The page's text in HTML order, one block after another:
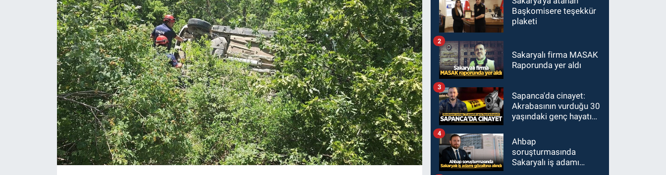
Başkomisere teşekkür
plaketi
Sakaryalı firma MASAK
Raporunda yer aldı
2
Sapanca'da cinayet:
Akrabasının vurduğu 30
yaşındaki genç hayatını
3
Ahbap
soruşturmasında
Sakaryalı iş adamı
4
EĞİTİM
MAGAZİN
ÖZEL HABER
HALK54 PANORAMA